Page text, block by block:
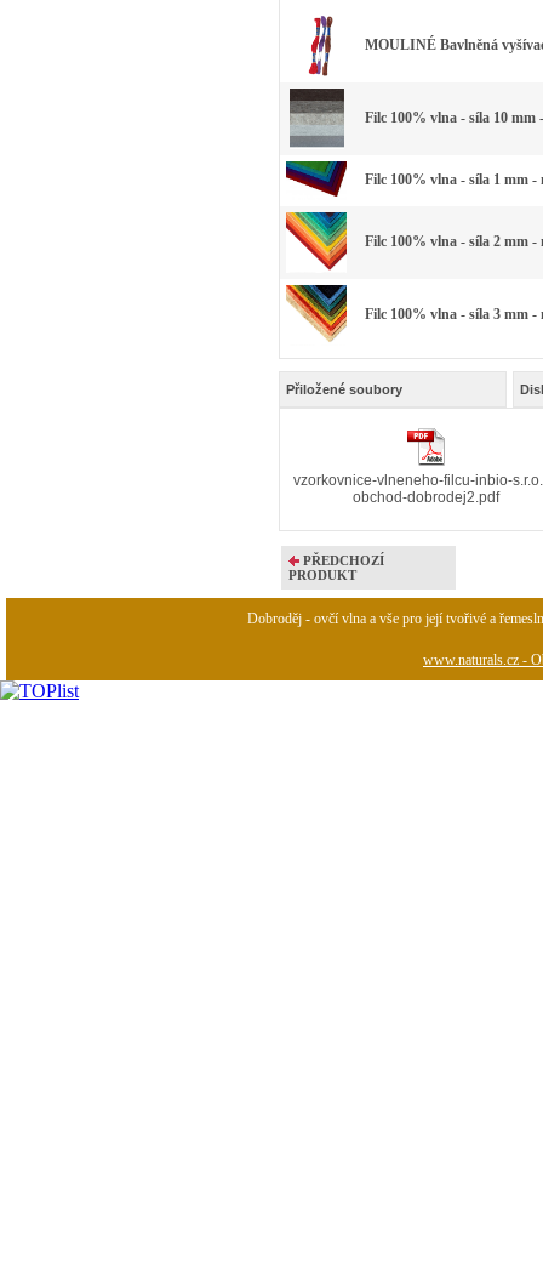
MOULINÉ Bavlněná
Filc 100% vlna - síla 10 mm
Filc 100% vlna - síla 1 mm -
Filc 100% vlna - síla 2 mm -
Filc 100% vlna - síla 3 mm -
Přiložené soubory
vzorkovnice-vlneneho-filcu-inbio-
obchod-dobrodej2.pdf
PŘEDCHOZÍ
PRODUKT
Dobroděj - ovčí vlna a vše pro její tvořivé a
www.naturals.cz -